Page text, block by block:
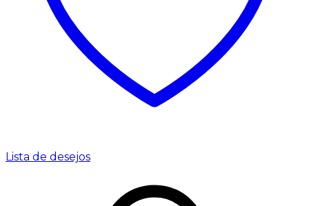
Lista de desejos